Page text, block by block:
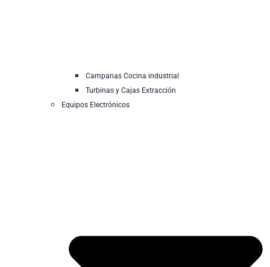
Campanas Cocina industrial
Turbinas y Cajas Extracción
Equipos Electrónicos